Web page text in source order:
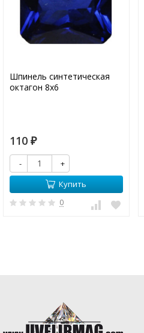
Шпинель синтетическая
октагон 8х6
110 ₽
-
+
Купить
0